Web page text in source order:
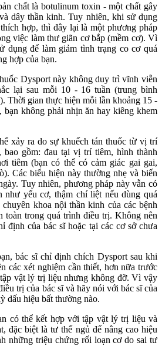
chất là botulinum toxin - một chất gây
dây thần kinh. Tuy nhiên, khi sử dụng
hợp, thì đây lại là một phương pháp
việc làm thư giãn cơ bắp (mềm cơ). Vì
dụng để làm giảm tình trạng co cơ quá
hợp của bạn.
Dysport này không duy trì vĩnh viễn
lại sau mỗi 10 - 16 tuần (trung bình
Thời gian thực hiện mỗi lần khoảng 15 -
không phải nhịn ăn hay kiêng khem
xảy ra do sự khuếch tán thuốc từ vị trí
bao gồm: đau tại vị trí tiêm, hình thành
tiêm (bạn có thể có cảm giác gai gai,
Các biểu hiện này thường nhẹ và biến
Tuy nhiên, phương pháp này vẫn có
như yếu cơ, thậm chí liệt nếu dùng quá
khoa nội thần kinh của các bệnh
toàn trong quá trình điều trị. Không nên
định của bác sĩ hoặc tại các cơ sở chưa
bác sĩ chỉ định chích Dysport sau khi
các xét nghiệm cần thiết, hơn nữa trước
vật lý trị liệu nhưng không đỡ. Vì vậy
trị của bác sĩ và hãy nói với bác sĩ của
dấu hiệu bất thường nào.
có thể kết hợp với tập vật lý trị liệu và
đặc biệt là tư thế ngủ để nâng cao hiệu
những triệu chứng rối loạn cơ do sai tư